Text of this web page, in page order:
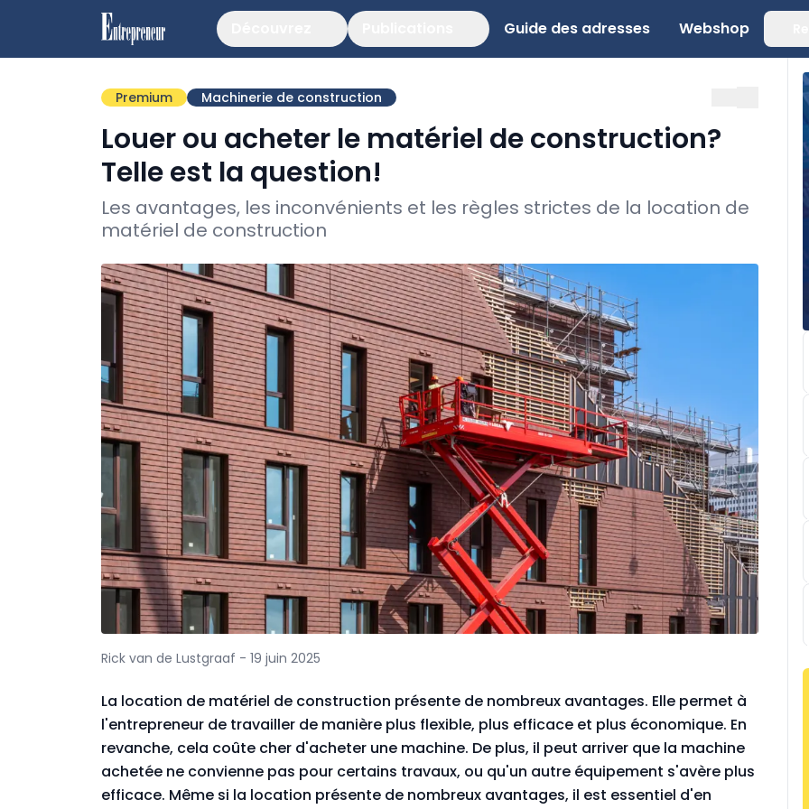
Guide des adresses Webshop
Premium Machinerie de construction
Louer ou acheter le matériel de construction?
Telle est la question!
Les avantages, les inconvénients et les règles strictes de la location de
matériel de construction
Rick van de Lustgraaf - 19 juin 2025
La location de matériel de construction présente de nombreux avantages. Elle permet à
l'entrepreneur de travailler de manière plus flexible, plus efficace et plus économique. En
revanche, cela coûte cher d'acheter une machine. De plus, il peut arriver que la machine
achetée ne convienne pas pour certains travaux, ou qu'un autre équipement s'avère plus
efficace. Même si la location présente de nombreux avantages, il est essentiel d'en